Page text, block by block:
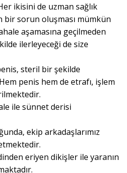
ikisini de uzman sağlık
bir sorun oluşması mümkün
aşamasına geçilmeden
ilerleyeceği de size
steril bir şekilde
penis hem de etrafı, işlem
ile sünnet derisi
ekip arkadaşlarımız
eriyen dikişler ile yaranın